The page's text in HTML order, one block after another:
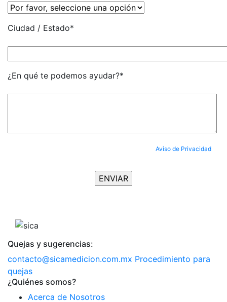
Ciudad / Estado*
¿En qué te podemos ayudar?*
Aviso de Privacidad
Quejas y sugerencias:
contacto@sicamedicion.com.mx Procedimiento para
quejas
¿Quiénes somos?
Acerca de Nosotros